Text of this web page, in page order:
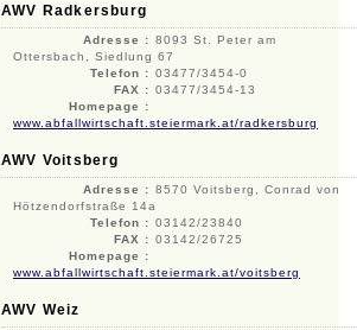
AWV Radkersburg
Adresse : 8093 St. Peter am
Ottersbach, Siedlung 67
Telefon : 03477/3454-0
FAX : 03477/3454-13
Homepage :
www.abfallwirtschaft.steiermark.at/radkersburg
AWV Voitsberg
Adresse : 8570 Voitsberg, Conrad von
Hötzendorfstraße 14a
Telefon : 03142/23840
FAX : 03142/26725
Homepage :
www.abfallwirtschaft.steiermark.at/voitsberg
AWV Weiz